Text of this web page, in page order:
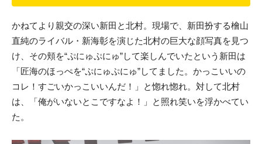
かねてより親交の深い新田と北村。現場で、新田扮する檜山
直純のライバル・新海彰を演じた北村の巨大な顔写真を見つ
け、その頬を“ぷにゅぷにゅ”して楽しんでいたという新田は
「匠海のほっぺを“ぷにゅぷにゅ”してました。かっこいいの
コレ！すごいかっこいいんだ！」と惚れ惚れ。対して北村
は、「俺がいないとこですなよ！」と照れ笑いを浮かべてい
た。